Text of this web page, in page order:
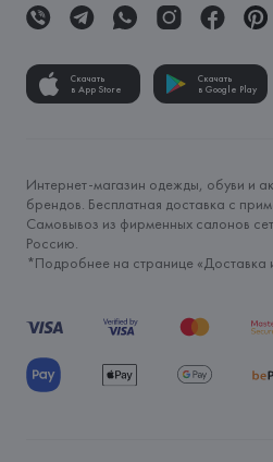
Скачать
в App Store
Скачать
в Google Play
Интернет-магазин одежды, обуви и
брендов. Бесплатная доставка с
Самовывоз из фирменных салонов
Россию.
*Подробнее на странице «Доставка